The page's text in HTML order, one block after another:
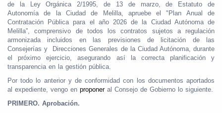
de la Ley Orgánica 2/1995, de 13 de marzo, de Estatuto de
Autonomía de la Ciudad de Melilla, apruebe el "Plan Anual de
Contratación Pública para el año 2026 de la Ciudad Autónoma de
Melilla”, comprensivo de todos los contratos sujetos a regulación
armonizada incluidos en las previsiones de licitación de las
Consejerías y Direcciones Generales de la Ciudad Autónoma, durante
el próximo ejercicio, asegurando así la correcta planificación y
transparencia en la gestión pública.
Por todo lo anterior y de conformidad con los documentos aportados
al expediente, vengo en proponer al Consejo de Gobierno lo siguiente.
PRIMERO. Aprobación.